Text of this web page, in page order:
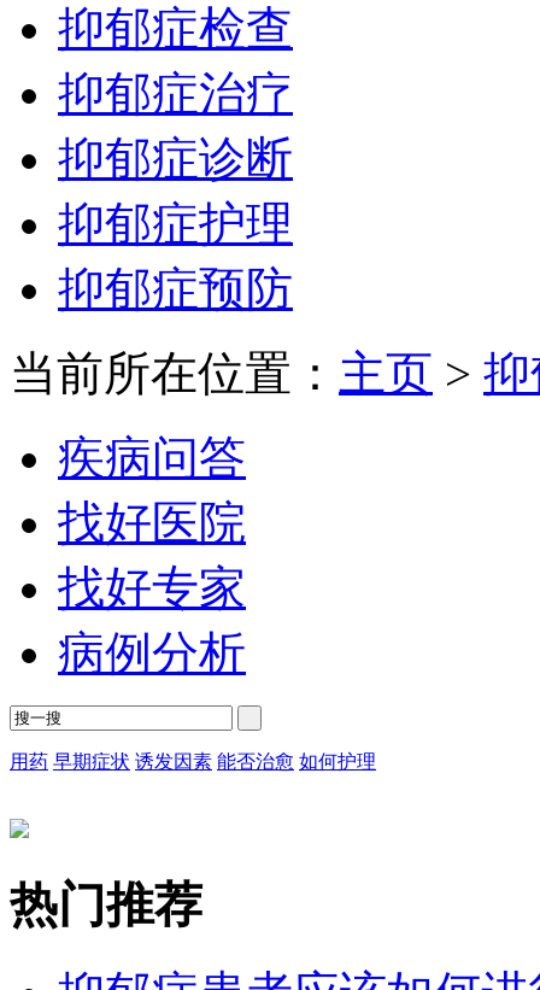
抑郁症检查
抑郁症治疗
抑郁症诊断
抑郁症护理
抑郁症预防
当前所在位置： 主页 >
疾病问答
找好医院
找好专家
病例分析
用药 早期症状 诱发因素 能否治愈 如何护理
热门推荐